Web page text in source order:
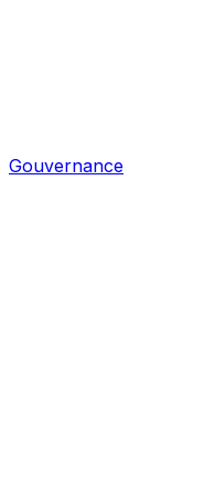
Gouvernance